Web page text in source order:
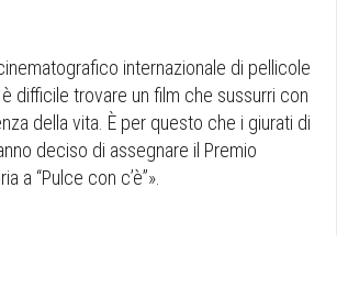
internazionale di pellicole
difficile trovare un film che sussurri con
della vita. È per questo che i giurati di
deciso di assegnare il Premio
a “Pulce con c’è”».